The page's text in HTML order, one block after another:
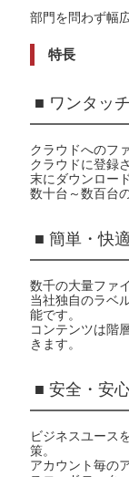
部門を問わず幅
特長
■ ワンタッ
クラウドへのフ
クラウドに登録
末にダウンロー
数十台～数百台
■ 簡単・快
数千の大量ファ
当社独自のラベ
能です。
コンテンツは階
きます。
■ 安全・安
ビジネスユース
策。
アカウント毎の